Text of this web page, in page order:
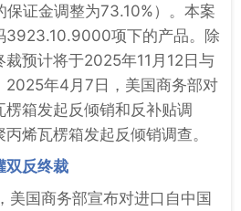
证金调整为73.10%）。本案
3923.10.9000项下的产品。除
裁预计将于2025年11月12日与
2025年4月7日，美国商务部对
箱发起反倾销和反补贴调
烯瓦楞箱发起反倾销调查。
双反终裁
美国商务部宣布对进口自中国